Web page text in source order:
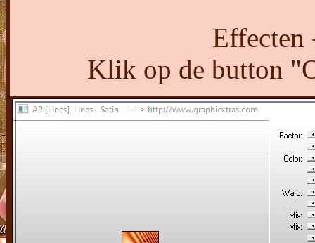
Effecten
Klik op de button